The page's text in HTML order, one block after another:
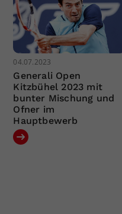
04.07.2023
Generali Open
Kitzbühel 2023 mit
bunter Mischung und
Ofner im
Hauptbewerb